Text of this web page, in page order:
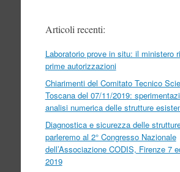
Articoli recenti:
Laboratorio prove in situ: il ministero
prime autorizzazioni
Chiarimenti del Comitato Tecnico
Toscana del 07/11/2019:
analisi numerica delle strutture
Diagnostica e sicurezza delle
parleremo al 2° Congresso Nazionale
dell’Associazione CODIS, Firenze 7
2019